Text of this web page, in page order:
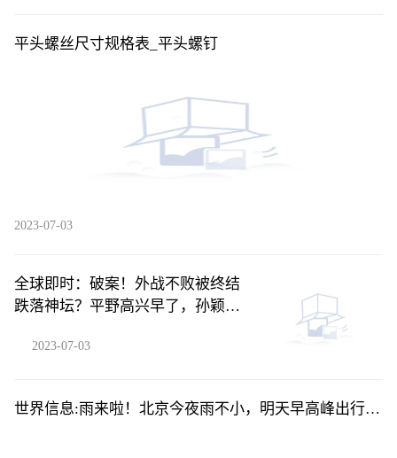
平头螺丝尺寸规格表_平头螺钉
2023-07-03
全球即时：破案！外战不败被终结
跌落神坛？平野高兴早了，孙颖莎
2023-07-03
世界信息:雨来啦！北京今夜雨不小，明天早高峰出行需